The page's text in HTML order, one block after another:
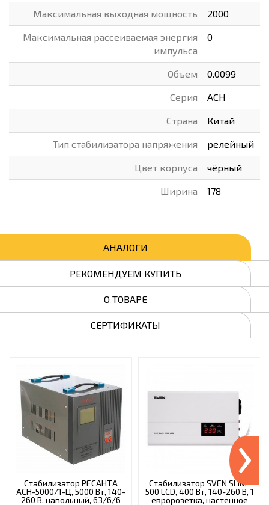
Максимальная выходная мощность 2000
Максимальная рассеиваемая энергия
импульса
0
Объем 0.0099
Серия АСН
Страна Китай
Тип стабилизатора напряжения релейный
Цвет корпуса чёрный
Ширина 178
АНАЛОГИ
РЕКОМЕНДУЕМ КУПИТЬ
О ТОВАРЕ
СЕРТИФИКАТЫ
Стабилизатор РЕСАНТА
АСН-5000/1-Ц, 5000 Вт, 140-
260 В, напольный, 63/6/6
Стабилизатор SVEN SLIM-
500 LCD, 400 Вт, 140-260 В, 1
евророзетка, настенное
›